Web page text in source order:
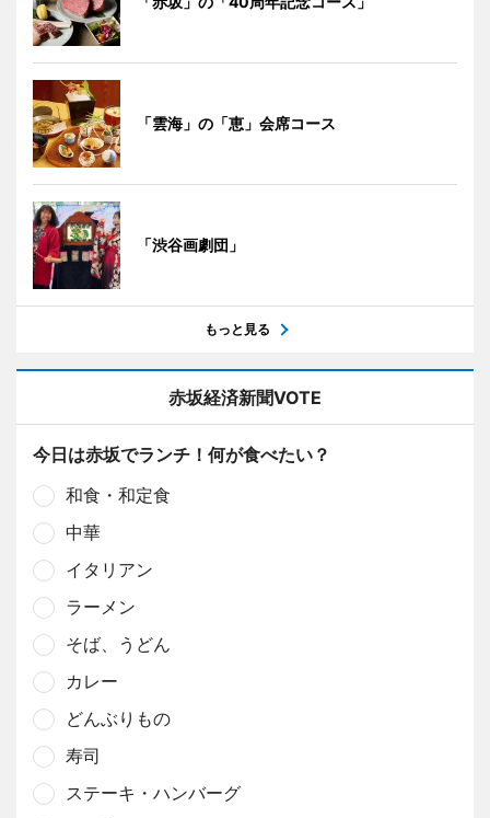
「雲海」の「恵」会席コース
「渋谷画劇団」
もっと見る
赤坂経済新聞VOTE
今日は赤坂でランチ！何が食べたい？
和食・和定食
中華
イタリアン
ラーメン
そば、うどん
カレー
どんぶりもの
寿司
ステーキ・ハンバーグ